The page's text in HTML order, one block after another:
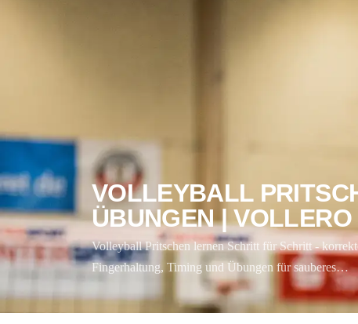
VOLLEYBALL PRITSCHEN
ÜBUNGEN | VOLLERO
Volleyball Pritschen lernen Schritt für Schritt - korrekte
Fingerhaltung, Timing und Übungen für sauberes…